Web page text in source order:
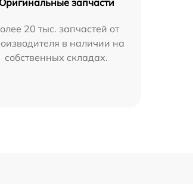
Оригинальные запчасти
20 тыс. запчастей от
в наличии на
собственных складах.